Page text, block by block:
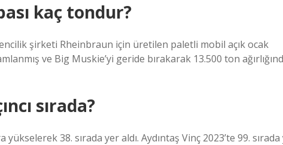
kaç tondur?
şirketi Rheinbraun için üretilen paletli mobil açık ocak
ve Big Muskie’yi geride bırakarak 13.500 ton
sırada?
38. sırada yer aldı. Aydıntaş Vinç 2023’te 99.